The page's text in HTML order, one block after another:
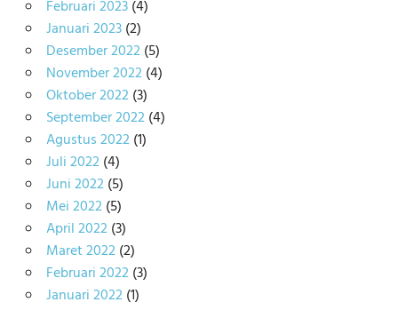
Februari 2023(4)
Januari 2023(2)
Desember 2022(5)
November 2022(4)
Oktober 2022(3)
September 2022(4)
Agustus 2022(1)
Juli 2022(4)
Juni 2022(5)
Mei 2022(5)
April 2022(3)
Maret 2022(2)
Februari 2022(3)
Januari 2022(1)